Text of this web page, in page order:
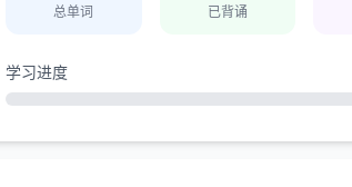
总单词 已背诵
学习进度